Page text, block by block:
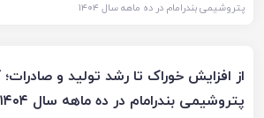
پتروشیمی بندرامام در ده ماهه سال ۱۴۰۴
از افزایش خوراک تا رشد تولید و صادرات؛
پتروشیمی بندرامام در ده ماهه سال ۱۴۰۴